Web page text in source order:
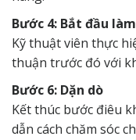
Bước 4: Bắt đầu
Kỹ thuật viên thực
thuận trước đó với
Bước 6: Dặn dò
Kết thúc bước điêu
dẫn cách chăm sóc